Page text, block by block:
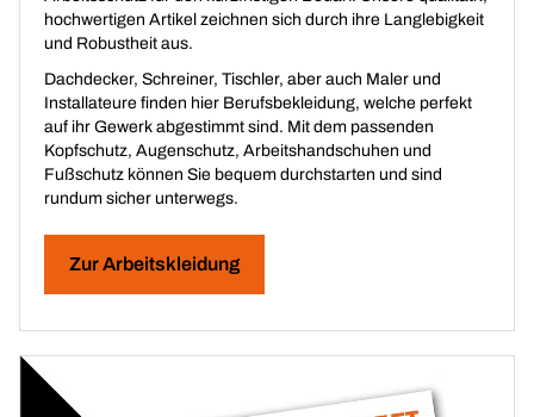
hochwertigen Artikel zeichnen sich durch ihre Langlebigkeit
und Robustheit aus.
Dachdecker, Schreiner, Tischler, aber auch Maler und
Installateure finden hier Berufsbekleidung, welche perfekt
auf ihr Gewerk abgestimmt sind. Mit dem passenden
Kopfschutz, Augenschutz, Arbeitshandschuhen und
Fußschutz können Sie bequem durchstarten und sind
rundum sicher unterwegs.
Zur Arbeitskleidung